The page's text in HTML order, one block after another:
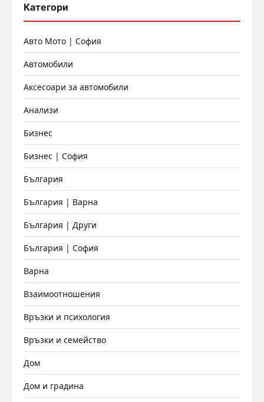
Категори
Авто Мото | София
Автомобили
Аксесоари за автомобили
Анализи
Бизнес
Бизнес | София
България
България | Варна
България | Други
България | София
Варна
Взаимоотношения
Връзки и психология
Връзки и семейство
Дом
Дом и градина